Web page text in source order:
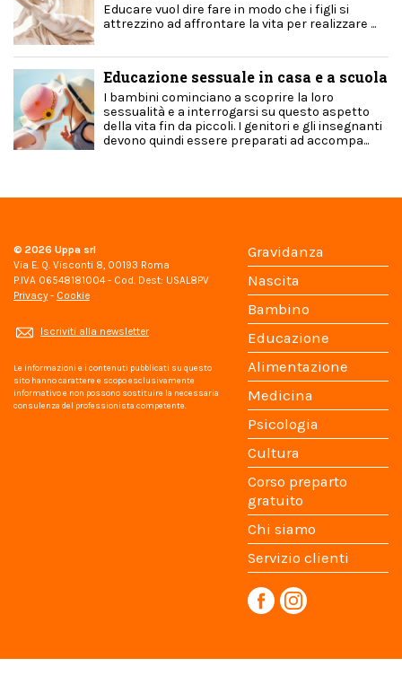
Educare vuol dire fare in modo che i figli si
attrezzino ad affrontare la vita per realizzare ...
Educazione sessuale in casa e a scuola
I bambini cominciano a scoprire la loro
sessualità e a interrogarsi su questo aspetto
della vita fin da piccoli. I genitori e gli insegnanti
devono quindi essere preparati ad accompa...
© 2026 Uppa srl
Via E. Q. Visconti 8, 00193 Roma
P.IVA 06548181004 - Cod. Dest: USAL8PV
Privacy - Cookie
Iscriviti alla newsletter
Le informazioni e i contenuti pubblicati su questo
sito hanno carattere e scopo esclusivamente
informativo e non possono sostituire la necessaria
consulenza del professionista competente.
Gravidanza
Nascita
Bambino
Educazione
Alimentazione
Medicina
Psicologia
Cultura
Corso preparto
gratuito
Chi siamo
Servizio clienti